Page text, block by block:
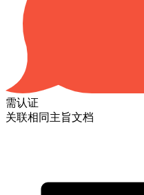
需认证
关联相同主旨文档